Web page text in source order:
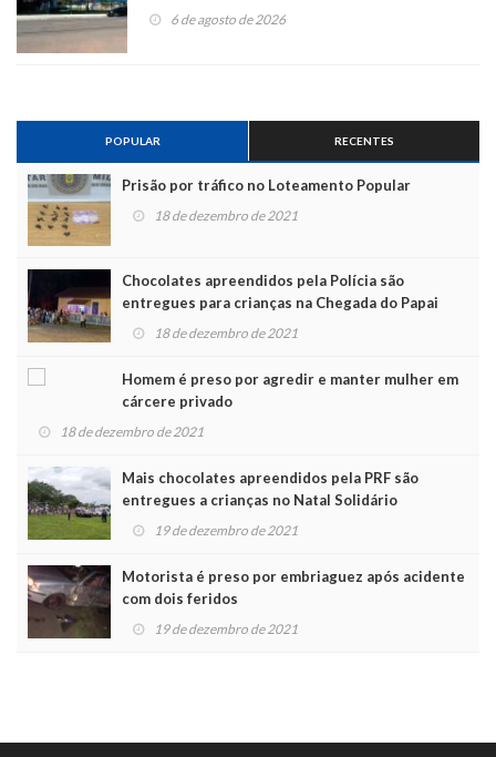
6 de agosto de 2026
POPULAR RECENTES
Prisão por tráfico no Loteamento Popular
18 de dezembro de 2021
Chocolates apreendidos pela Polícia são
entregues para crianças na Chegada do Papai
Noel 18 de dezembro de 2021
Homem é preso por agredir e manter mulher em
cárcere privado
18 de dezembro de 2021
Mais chocolates apreendidos pela PRF são
entregues a crianças no Natal Solidário
19 de dezembro de 2021
Motorista é preso por embriaguez após acidente
com dois feridos
19 de dezembro de 2021